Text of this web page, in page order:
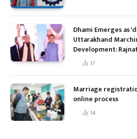
Dhami Emerges as
Uttarakhand
Development:
17
Marriage
online process
14